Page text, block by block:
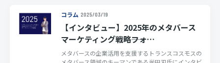
コラム 2025/03/19
【インタビュー】2025年のメタバース
マーケティング戦略――フォ…
メタバースの企業活用を支援するトランスコスモスの